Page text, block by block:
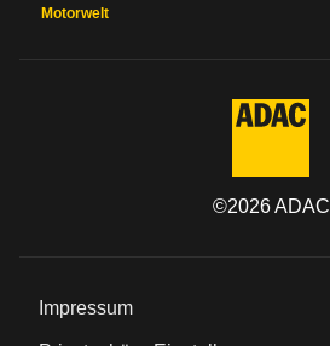
Motorwelt
©2026ADAC
Impressum